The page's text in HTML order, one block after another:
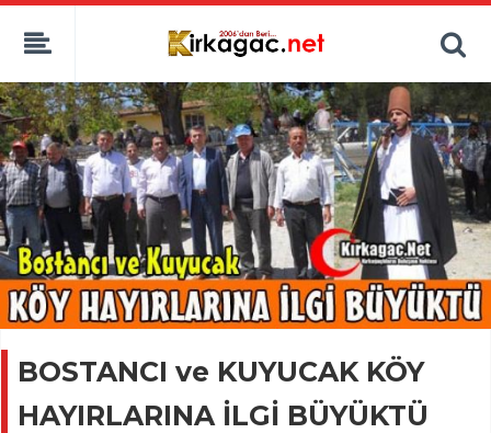
BOSTANCI ve KUYUCAK KÖY
HAYIRLARINA İLGİ BÜYÜKTÜ